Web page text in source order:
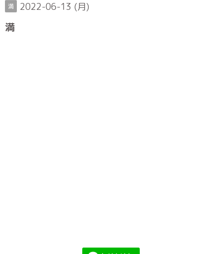
満 2022-06-13 (月)
満